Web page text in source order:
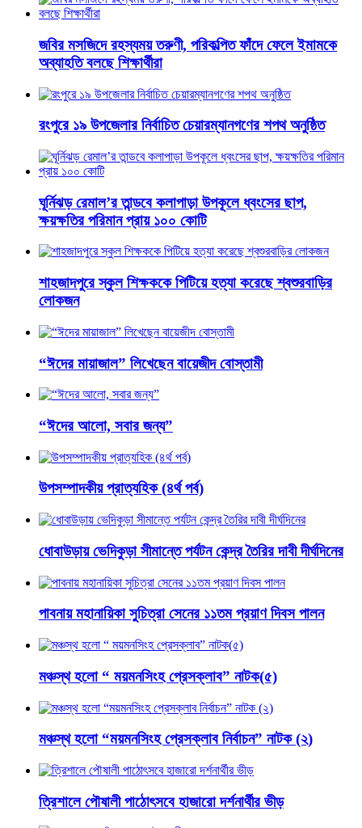
জবির মসজিদে রহস্যময় তরুণী, পরিকল্পিত ফাঁদে ফেলে ইমামকে
অব্যাহতি বলছে শিক্ষার্থীরা
রংপুরে ১৯ উপজেলার নির্বাচিত চেয়ারম্যানগণের শপথ অনুষ্ঠিত
ঘূর্নিঝড় রেমাল’র তান্ডবে কলাপাড়া উপকূলে ধ্বংসের ছাপ,
ক্ষয়ক্ষতির পরিমান প্রায় ১০০ কোটি
শাহজাদপুরে স্কুল শিক্ষককে পিটিয়ে হত্যা করেছে শ্বশুরবাড়ির
লোকজন
“ঈদের মায়াজাল” লিখেছেন বায়েজীদ বোস্তামী
“ঈদের আলো, সবার জন্য”
উপসম্পাদকীয় প্রাত্যহিক (৪র্থ পর্ব)
ধোবাউড়ায় ভেদিকুড়া সীমান্তে পর্যটন কেন্দ্র তৈরির দাবী দীর্ঘদিনের
পাবনায় মহানায়িকা সুচিত্রা সেনের ১১তম প্রয়াণ দিবস পালন
মঞ্চস্থ হলো “ ময়মনসিংহ প্রেসক্লাব” নাটক(৫)
মঞ্চস্থ হলো “ময়মনসিংহ প্রেসক্লাব নির্বাচন” নাটক (২)
ত্রিশালে পৌষালী পাঠোৎসবে হাজারো দর্শনার্থীর ভীড়